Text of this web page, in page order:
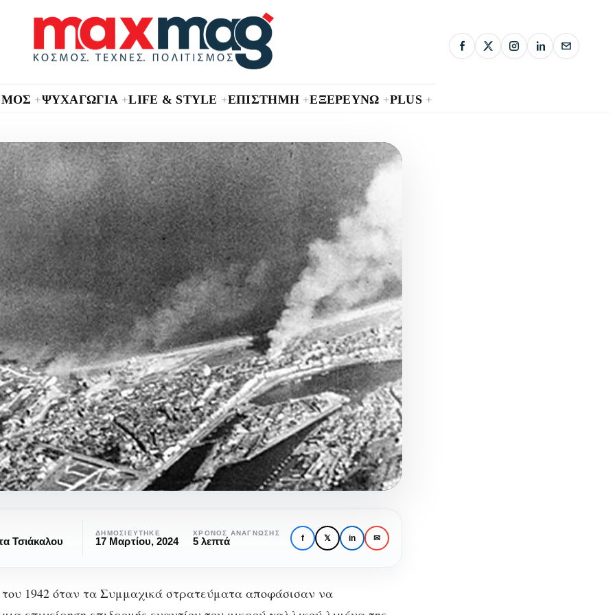
+ΨΥΧΑΓΩΓΙΑ +LIFE & STYLE +ΕΠΙΣΤΗΜΗ +ΕΞΕΡΕΥΝΩ +PLUS +
Τσιάκαλου
ΔΗΜΟΣΙΕΎΤΗΚΕ
17 Μαρτίου, 2024
ΧΡΌΝΟΣ ΑΝΆΓΝΩΣΗΣ
5 λεπτά f 𝕏 in ✉
1942 όταν τα Συμμαχικά στρατεύματα αποφάσισαν να